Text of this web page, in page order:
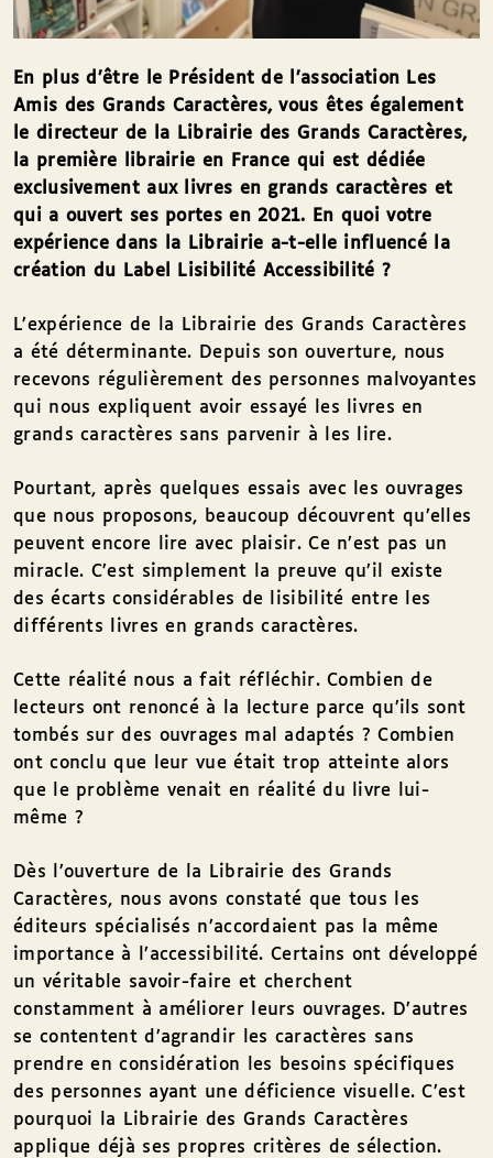
En plus d’être le Président de l’association Les
Amis des Grands Caractères, vous êtes également
le directeur de la Librairie des Grands Caractères,
la première librairie en France qui est dédiée
exclusivement aux livres en grands caractères et
qui a ouvert ses portes en 2021. En quoi votre
expérience dans la Librairie a-t-elle influencé la
création du Label Lisibilité Accessibilité ?
L’expérience de la Librairie des Grands Caractères
a été déterminante. Depuis son ouverture, nous
recevons régulièrement des personnes malvoyantes
qui nous expliquent avoir essayé les livres en
grands caractères sans parvenir à les lire.
Pourtant, après quelques essais avec les ouvrages
que nous proposons, beaucoup découvrent qu’elles
peuvent encore lire avec plaisir. Ce n’est pas un
miracle. C’est simplement la preuve qu’il existe
des écarts considérables de lisibilité entre les
différents livres en grands caractères.
Cette réalité nous a fait réfléchir. Combien de
lecteurs ont renoncé à la lecture parce qu’ils sont
tombés sur des ouvrages mal adaptés ? Combien
ont conclu que leur vue était trop atteinte alors
que le problème venait en réalité du livre lui-
même ?
Dès l’ouverture de la Librairie des Grands
Caractères, nous avons constaté que tous les
éditeurs spécialisés n’accordaient pas la même
importance à l’accessibilité. Certains ont développé
un véritable savoir-faire et cherchent
constamment à améliorer leurs ouvrages. D’autres
se contentent d’agrandir les caractères sans
prendre en considération les besoins spécifiques
des personnes ayant une déficience visuelle. C’est
pourquoi la Librairie des Grands Caractères
applique déjà ses propres critères de sélection.